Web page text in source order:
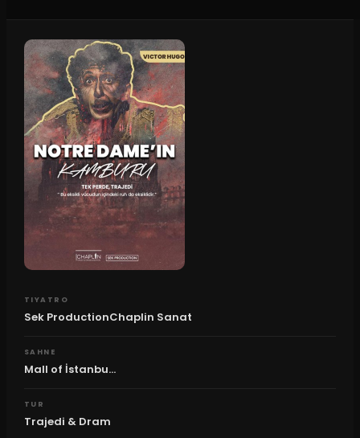
TIYATRO
Sek ProductionChaplin Sanat
SAHNE
Mall of İstanbu...
TUR
Trajedi & Dram